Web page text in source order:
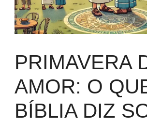
PRIMAVERA
AMOR: O
BÍBLIA DIZ